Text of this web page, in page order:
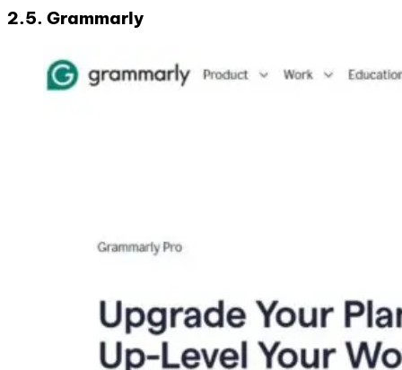
2.5. Grammarly